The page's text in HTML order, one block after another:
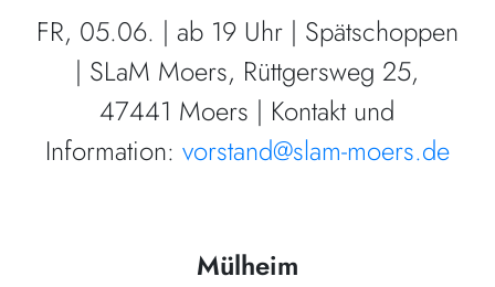
FR, 05.06. | ab 19 Uhr | Spätschoppen
| SLaM Moers, Rüttgersweg 25,
47441 Moers | Kontakt und
Information: vorstand@slam-moers.de
Mülheim